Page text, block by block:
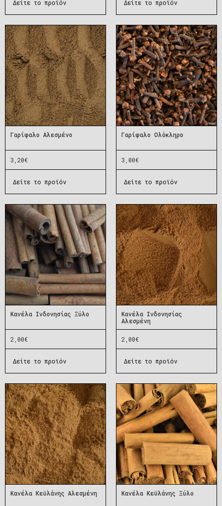
Δείτε το προϊόν Δείτε το προϊόν
Γαρίφαλο Αλεσμένο
3,20€
Δείτε το προϊόν
Γαρίφαλο Ολόκληρο
3,00€
Δείτε το προϊόν
Κανέλα Ινδονησίας Ξύλο
2,00€
Δείτε το προϊόν
Κανέλα Ινδονησίας
Αλεσμένη
2,00€
Δείτε το προϊόν
Κανέλα Κεϋλάνης Αλεσμένη Κανέλα Κεϋλάνης Ξύλο